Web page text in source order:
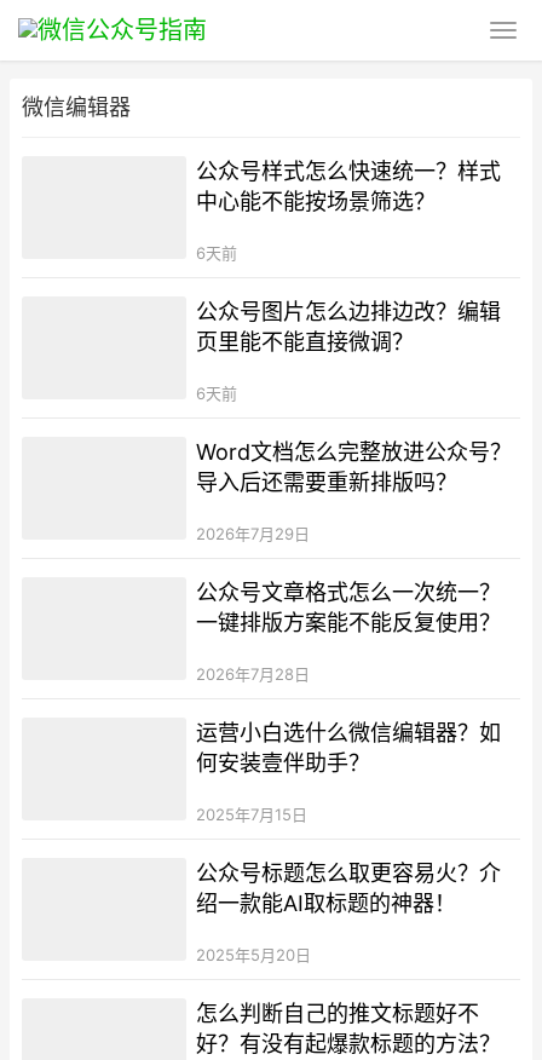
微信编辑器
公众号样式怎么快速统一？样式
中心能不能按场景筛选？
6天前
公众号图片怎么边排边改？编辑
页里能不能直接微调？
6天前
Word文档怎么完整放进公众号？
导入后还需要重新排版吗？
2026年7月29日
公众号文章格式怎么一次统一？
一键排版方案能不能反复使用？
2026年7月28日
运营小白选什么微信编辑器？如
何安装壹伴助手？
2025年7月15日
公众号标题怎么取更容易火？介
绍一款能AI取标题的神器！
2025年5月20日
怎么判断自己的推文标题好不
好？有没有起爆款标题的方法？